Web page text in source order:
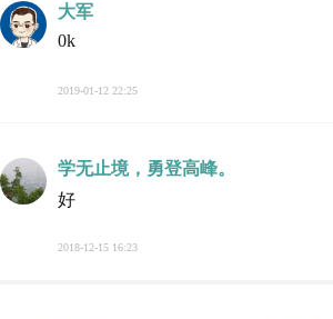
大军
0k
2019-01-12 22:25
学无止境，勇登高峰。
好
2018-12-15 16:23